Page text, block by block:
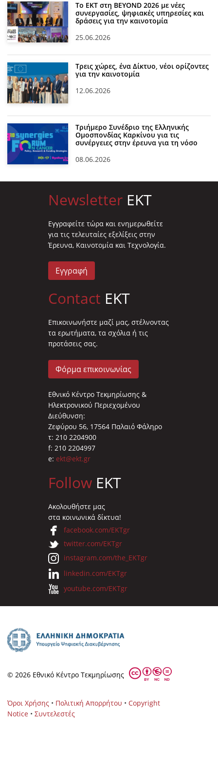
Το ΕΚΤ στη BEYOND 2026 με νέες
συνεργασίες, ψηφιακές υπηρεσίες και
δράσεις για την καινοτομία
25.06.2026
Τρεις χώρες, ένα Δίκτυο, νέοι ορίζοντες
για την καινοτομία
12.06.2026
Τριήμερο Συνέδριο της Ελληνικής
Ομοσπονδίας Καρκίνου για τις
συνέργειες στην έρευνα για τη νόσο
08.06.2026
Newsletter EKT
Eγγραφείτε τώρα και ενημερωθείτε
για τις τελευταίες εξελίξεις στην
Έρευνα, Καινοτομία και Τεχνολογία.
Εγγραφή
Contact EKT
Επικοινωνήστε μαζί μας, στέλνοντας
τα ερωτήματα, τα σχόλια ή τις
προτάσεις σας.
Φόρμα επικοινωνίας
Εθνικό Κέντρο Τεκμηρίωσης &
Ηλεκτρονικού Περιεχομένου
Διεύθυνση:
Ζεφύρου 56, 17564 Παλαιό Φάληρο
τ: 210 2204900
f: 210 2204997
e: ekt@ekt.gr
Follow EKT
Ακολουθήστε μας
στα κοινωνικά δίκτυα!
facebook.com/EKTgr
twitter.com/EKTgr
instagram.com/the_EKTgr
linkedin.com/EKTgr
youtube.com/EKTgr
© 2026 Eθνικό Κέντρο Τεκμηρίωσης
Όροι Χρήσης • Πολιτική Απορρήτου • Copyright
Notice • Συντελεστές